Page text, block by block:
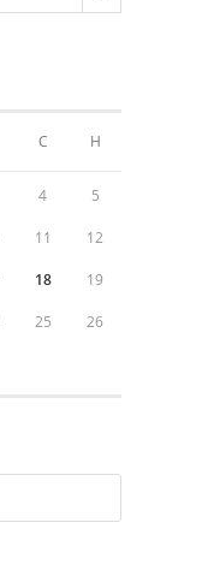
С Н
4 5
11 12
18 19
25 26